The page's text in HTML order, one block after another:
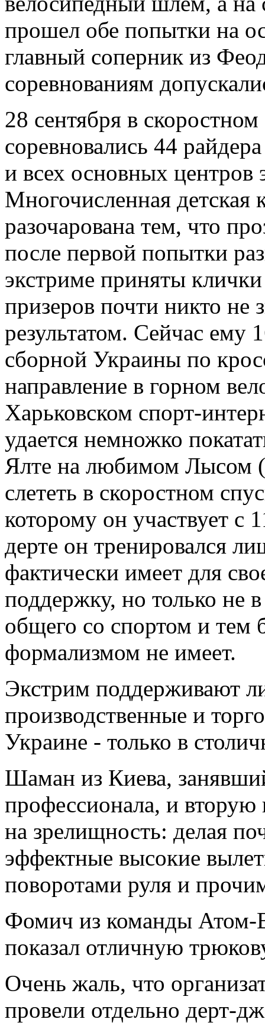
прошел обе попытки на
главный соперник из
соревнованиям
28 сентября в
соревновались 44
и всех основных
Многочисленная детская
разочарована тем, что
после первой попытки
экстриме приняты
призеров почти никто не
результатом. Сейчас ему
сборной Украины по
направление в горном
Харьковском спорт-
удается немножко
Ялте на любимом Лысом
слететь в скоростном
которому он участвует с
дерте он тренировался
фактически имеет для
поддержку, но только не
общего со спортом и тем
формализмом не имеет.
Экстрим поддерживают
производственные и
Украине - только в
Шаман из Киева,
профессионала, и вторую
на зрелищность: делая
эффектные высокие
поворотами руля и
Фомич из команды Атом-
показал отличную
Очень жаль, что
провели отдельно дерт-